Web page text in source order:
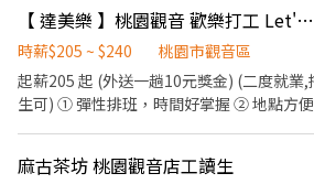
負責結帳、收銀等工作。 餐飲內場： ．
前與烹飪中之準備工作與其他餐廳相關事務
切各種食材。 ．負責清理工作環境、設備
所需要的食材。 ．協助測量食材的容量與
外帶服務。
【 達美樂 】桃園觀音 歡樂打工 Let's Go
時薪$205 ~ $240
桃園市觀音區
起薪205 起 (外送一趟10元獎金) (二度就業
生可) ① 彈性排班，時間好掌握 ② 地點方
麻古茶坊 桃園觀音店工讀生